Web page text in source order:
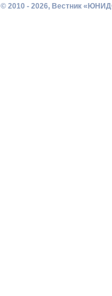
© 2010 - 2026, Вестник